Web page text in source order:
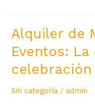
Alquiler de
Eventos:
celebración
Sin categoría / admin
Alquiler
de
Mesas
para
Eventos: